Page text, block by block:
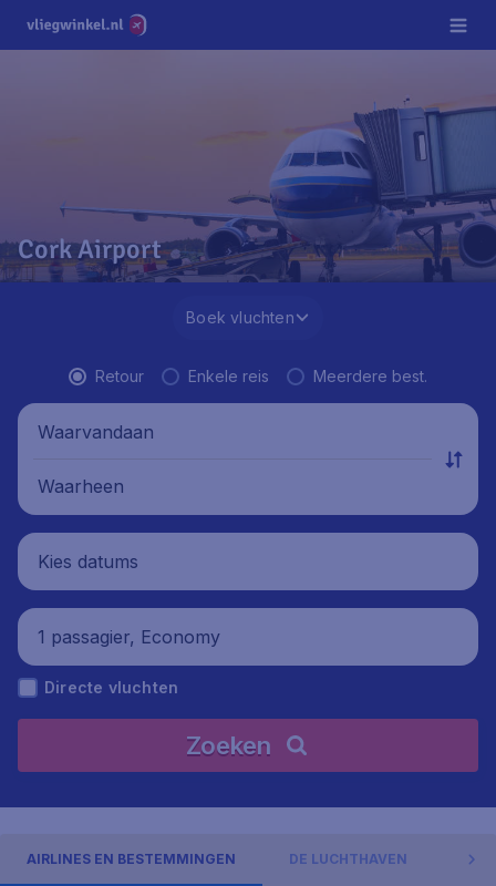
Cork Airport
Boek vluchten
Retour Enkele reis Meerdere best.
Waarvandaan
Waarheen
Kies datums
1 passagier, Economy
Directe vluchten
Zoeken
AIRLINES EN BESTEMMINGEN DE LUCHTHAVEN